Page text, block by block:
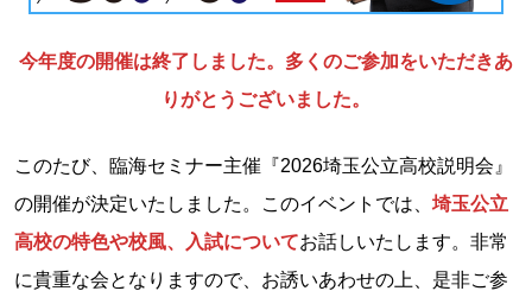
今年度の開催は終了しました。多くのご参加をいただきあ
りがとうございました。
このたび、臨海セミナー主催『2026埼玉公立高校説明会』
の開催が決定いたしました。このイベントでは、 埼玉公立
高校の特色や校風、入試についてお話しいたします。非常
に貴重な会となりますので、お誘いあわせの上、是非ご参